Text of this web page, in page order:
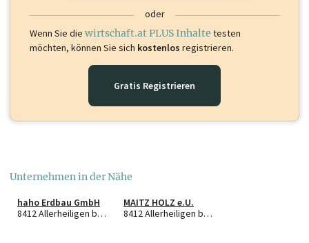
oder
Wenn Sie die wirtschaft.at PLUS Inhalte testen
möchten, können Sie sich kostenlos registrieren.
Gratis Registrieren
Unternehmen in der Nähe
haho Erdbau GmbH
8412 Allerheiligen bei Wildon
MAITZ HOLZ e.U.
8412 Allerheiligen bei Wildon